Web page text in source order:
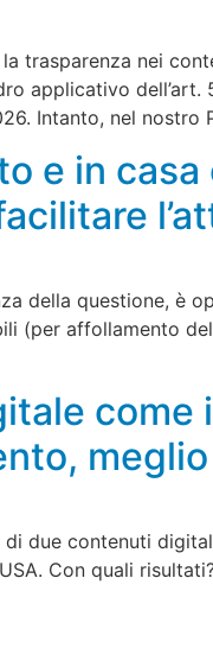
trasparenza nei
applicativo dell’art.
Intanto, nel nostro
e in casa
della questione, è
(per affollamento
come
meglio
due contenuti
Con quali